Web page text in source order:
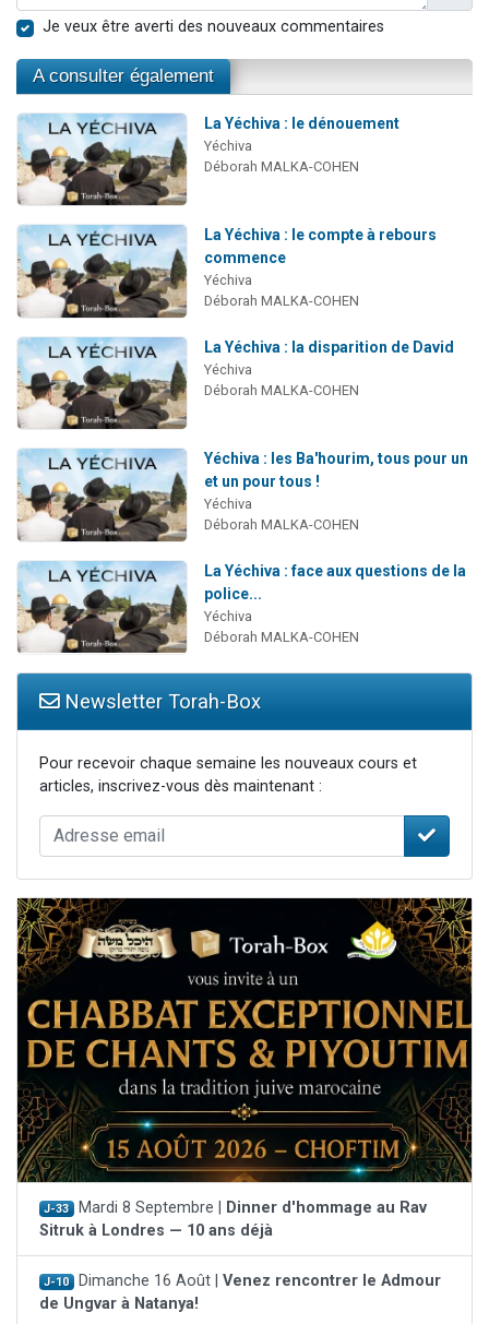
Je veux être averti des nouveaux commentaires
A consulter également
La Yéchiva : le dénouement
Yéchiva
Déborah MALKA-COHEN
La Yéchiva : le compte à rebours
commence
Yéchiva
Déborah MALKA-COHEN
La Yéchiva : la disparition de David
Yéchiva
Déborah MALKA-COHEN
Yéchiva : les Ba'hourim, tous pour un
et un pour tous !
Yéchiva
Déborah MALKA-COHEN
La Yéchiva : face aux questions de la
police...
Yéchiva
Déborah MALKA-COHEN
Newsletter Torah-Box
Pour recevoir chaque semaine les nouveaux cours et
articles, inscrivez-vous dès maintenant :
J-33 Mardi 8 Septembre |
Dinner d'hommage au Rav
Sitruk à Londres — 10 ans déjà
J-10 Dimanche 16 Août | Venez rencontrer le Admour
de Ungvar à Natanya!